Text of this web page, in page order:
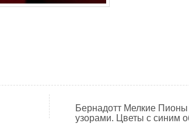
Бернадотт Мелкие
узорами. Цветы с синим